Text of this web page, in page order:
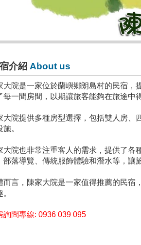
介紹About us
大院是一家位於蘭嶼鄉朗島村的民宿，
每一間房間，以期讓旅客能夠在旅途中
大院提供多種房型選擇，包括雙人房、
。
大院也非常注重客人的需求，提供了各
部落導覽、傳統服飾體驗和潛水等，讓
而言，陳家大院是一家值得推薦的民宿
詢問專線: 0936 039 095